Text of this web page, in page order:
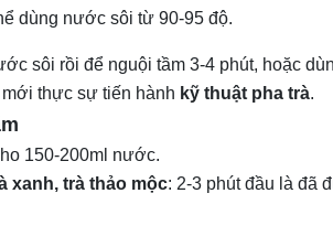
dùng nước sôi từ 90-95 độ.
sôi rồi để nguội tầm 3-4 phút, hoặc
mới thực sự tiến hành kỹ thuật pha trà.
150-200ml nước.
xanh, trà thảo mộc: 2-3 phút đầu là đã